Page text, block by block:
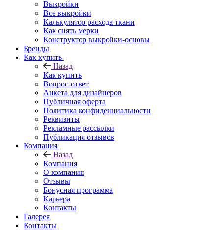
Выкройки
Все выкройки
Калькулятор расхода ткани
Как снять мерки
Конструктор выкройки-основы
Бренды
Как купить
Назад
Как купить
Вопрос-ответ
Анкета для дизайнеров
Публичная оферта
Политика конфиденциальности
Реквизиты
Рекламные рассылки
Публикация отзывов
Компания
Назад
Компания
О компании
Отзывы
Бонусная программа
Карьера
Контакты
Галерея
Контакты